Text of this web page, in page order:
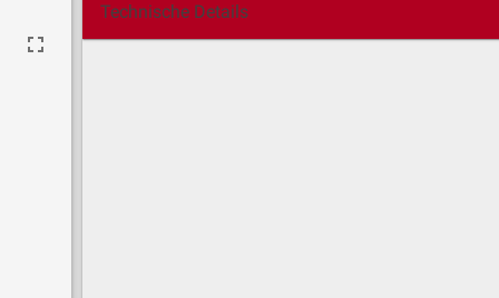
Technische Details